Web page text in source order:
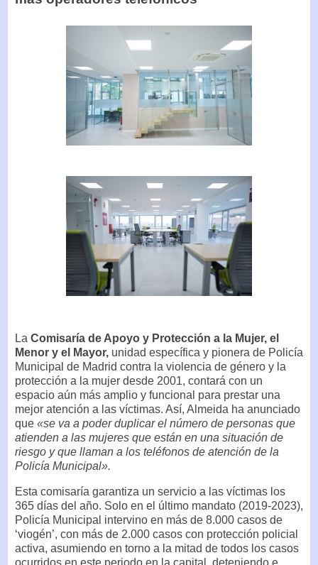
La Comisaría de Apoyo y Protección a la Mujer, el
Menor y el Mayor, unidad específica y pionera de Policía
Municipal de Madrid contra la violencia de género y la
protección a la mujer desde 2001, contará con un
espacio aún más amplio y funcional para prestar una
mejor atención a las víctimas. Así, Almeida ha anunciado
que «se va a poder duplicar el número de personas que
atienden a las mujeres que están en una situación de
riesgo y que llaman a los teléfonos de atención de la
Policía Municipal».
Esta comisaría garantiza un servicio a las víctimas los
365 días del año. Solo en el último mandato (2019-2023),
Policía Municipal intervino en más de 8.000 casos de
‘viogén’, con más de 2.000 casos con protección policial
activa, asumiendo en torno a la mitad de todos los casos
ocurridos en este periodo en la capital, deteniendo e